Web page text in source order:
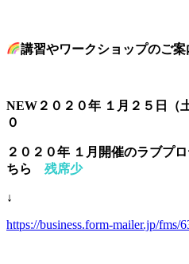
講習やワークショップのご案
NEW２０２０年 １月２５日（
０
２０２０年 １月開催のラブプ
ちら 残席少
↓
https://business.form-mailer.jp/fms/